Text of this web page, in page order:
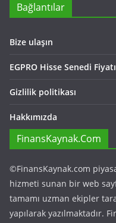
Bağlantılar
Bize ulaşın
EGPRO Hisse Senedi
Gizlilik politikası
Hakkımızda
FinansKaynak.Com
©FinansKaynak.com
hizmeti sunan bir web
tamamı uzman ekipler
yapılarak yazılmaktadır.